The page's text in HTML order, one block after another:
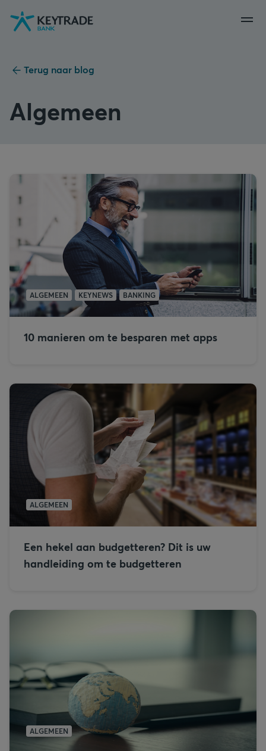
Naar
navigatie
Naar
aanmelden
Naar
inhoud
Terug naar blog
Algemeen
ALGEMEEN KEYNEWS BANKING
10 manieren om te besparen met apps
ALGEMEEN
Een hekel aan budgetteren? Dit is uw
handleiding om te budgetteren
ALGEMEEN